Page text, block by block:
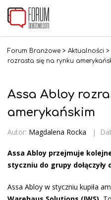
Forum Branżowe > Aktualności >
rozrasta się na rynku
Assa Abloy
amerykańskim
Autor: Magdalena Rocka |
Assa Abloy przejmuje
styczniu do grupy dołączyły
Assa Abloy w styczniu kupiła